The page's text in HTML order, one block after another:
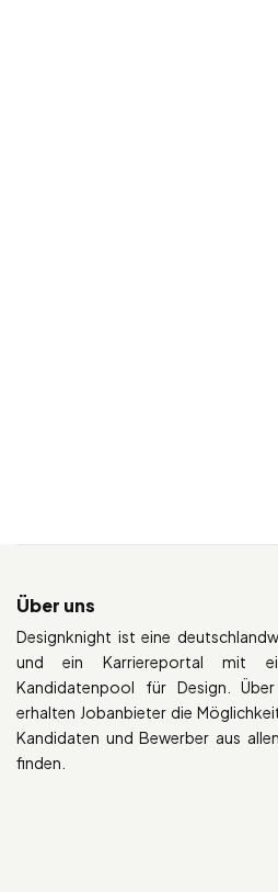
Über uns
Designknight ist eine
und ein Karriereportal mit
Kandidatenpool für Design.
erhalten Jobanbieter die
Kandidaten und Bewerber aus
finden.